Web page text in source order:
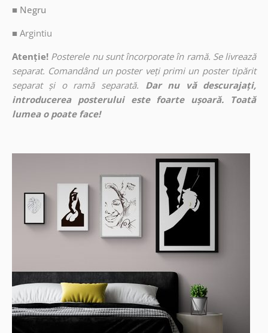
■ Negru
■ Argintiu
Atenție! Posterele nu sunt încorporate în ramă. Se livrează
separat. Comandând un poster veți primi un poster tipărit
separat și o ramă separată.
Dar nu vă descurajați,
introducerea posterului este foarte ușoară. Toată
lumea o poate face!